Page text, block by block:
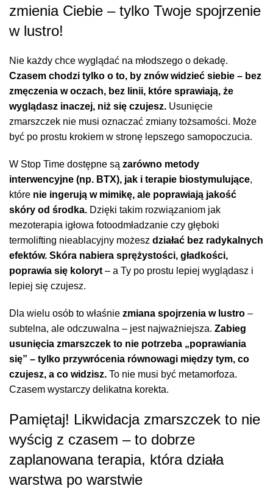
zmienia Ciebie – tylko Twoje spojrzenie
w lustro!
Nie każdy chce wyglądać na młodszego o dekadę.
Czasem chodzi tylko o to, by znów widzieć siebie – bez
zmęczenia w oczach, bez linii, które sprawiają, że
wyglądasz inaczej, niż się czujesz. Usunięcie
zmarszczek nie musi oznaczać zmiany tożsamości. Może
być po prostu krokiem w stronę lepszego samopoczucia.
W Stop Time dostępne są zarówno metody
interwencyjne (np. BTX), jak i terapie biostymulujące,
które nie ingerują w mimikę, ale poprawiają jakość
skóry od środka. Dzięki takim rozwiązaniom jak
mezoterapia igłowa fotoodmładzanie czy głęboki
termolifting nieablacyjny możesz działać bez radykalnych
efektów. Skóra nabiera sprężystości, gładkości,
poprawia się koloryt – a Ty po prostu lepiej wyglądasz i
lepiej się czujesz.
Dla wielu osób to właśnie zmiana spojrzenia w lustro –
subtelna, ale odczuwalna – jest najważniejsza. Zabieg
usunięcia zmarszczek to nie potrzeba „poprawiania
się” – tylko przywrócenia równowagi między tym, co
czujesz, a co widzisz. To nie musi być metamorfoza.
Czasem wystarczy delikatna korekta.
Pamiętaj! Likwidacja zmarszczek to nie
wyścig z czasem – to dobrze
zaplanowana terapia, która działa
warstwa po warstwie